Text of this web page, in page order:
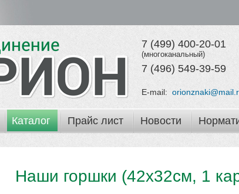
7 (499) 400-20-01
(многоканальный)
7 (496) 549-39-59
E-mail:
Каталог Прайс лист Новости
Наши горшки (42x32см, 1